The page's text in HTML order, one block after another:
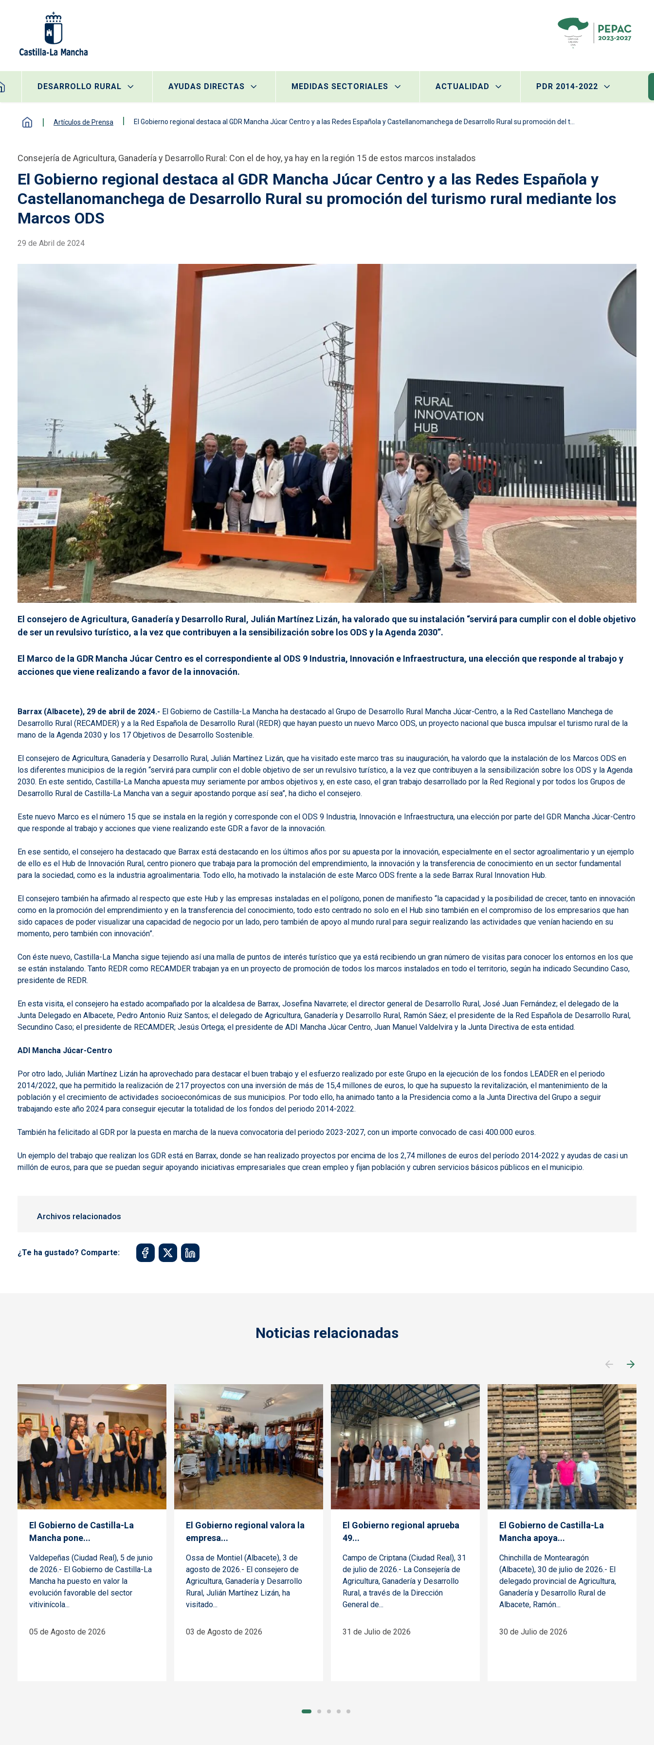
principal
DESARROLLO RURAL AYUDAS DIRECTAS MEDIDAS SECTORIALES ACTUALIDAD PDR 2014-2022
Artículos de Prensa El Gobierno regional destaca al GDR Mancha Júcar Centro y a las Redes Española y Castellanomanchega de Desarrollo Rural su promoción del turismo rural mediante los Marcos ODS
Consejería de Agricultura, Ganadería y Desarrollo Rural: Con el de hoy, ya hay en la región 15 de estos marcos instalados
El Gobierno regional destaca al GDR Mancha Júcar Centro y a las Redes Española y
Castellanomanchega de Desarrollo Rural su promoción del turismo rural mediante los
Marcos ODS
29 de Abril de 2024
El consejero de Agricultura, Ganadería y Desarrollo Rural, Julián Martínez Lizán, ha valorado que su instalación “servirá para cumplir con el doble objetivo
de ser un revulsivo turístico, a la vez que contribuyen a la sensibilización sobre los ODS y la Agenda 2030”.
El Marco de la GDR Mancha Júcar Centro es el correspondiente al ODS 9 Industria, Innovación e Infraestructura, una elección que responde al trabajo y
acciones que viene realizando a favor de la innovación.
Barrax (Albacete), 29 de abril de 2024.- El Gobierno de Castilla-La Mancha ha destacado al Grupo de Desarrollo Rural Mancha Júcar-Centro, a la Red Castellano Manchega de
Desarrollo Rural (RECAMDER) y a la Red Española de Desarrollo Rural (REDR) que hayan puesto un nuevo Marco ODS, un proyecto nacional que busca impulsar el turismo rural de la
mano de la Agenda 2030 y los 17 Objetivos de Desarrollo Sostenible.
El consejero de Agricultura, Ganadería y Desarrollo Rural, Julián Martínez Lizán, que ha visitado este marco tras su inauguración, ha valordo que la instalación de los Marcos ODS en
los diferentes municipios de la región “servirá para cumplir con el doble objetivo de ser un revulsivo turístico, a la vez que contribuyen a la sensibilización sobre los ODS y la Agenda
2030. En este sentido, Castilla-La Mancha apuesta muy seriamente por ambos objetivos y, en este caso, el gran trabajo desarrollado por la Red Regional y por todos los Grupos de
Desarrollo Rural de Castilla-La Mancha van a seguir apostando porque así sea”, ha dicho el consejero.
Este nuevo Marco es el número 15 que se instala en la región y corresponde con el ODS 9 Industria, Innovación e Infraestructura, una elección por parte del GDR Mancha Júcar-Centro
que responde al trabajo y acciones que viene realizando este GDR a favor de la innovación.
En ese sentido, el consejero ha destacado que Barrax está destacando en los últimos años por su apuesta por la innovación, especialmente en el sector agroalimentario y un ejemplo
de ello es el Hub de Innovación Rural, centro pionero que trabaja para la promoción del emprendimiento, la innovación y la transferencia de conocimiento en un sector fundamental
para la sociedad, como es la industria agroalimentaria. Todo ello, ha motivado la instalación de este Marco ODS frente a la sede Barrax Rural Innovation Hub.
El consejero también ha afirmado al respecto que este Hub y las empresas instaladas en el polígono, ponen de manifiesto “la capacidad y la posibilidad de crecer, tanto en innovación
como en la promoción del emprendimiento y en la transferencia del conocimiento, todo esto centrado no solo en el Hub sino también en el compromiso de los empresarios que han
sido capaces de poder visualizar una capacidad de negocio por un lado, pero también de apoyo al mundo rural para seguir realizando las actividades que venían haciendo en su
momento, pero también con innovación”.
Con éste nuevo, Castilla-La Mancha sigue tejiendo así una malla de puntos de interés turístico que ya está recibiendo un gran número de visitas para conocer los entornos en los que
se están instalando. Tanto REDR como RECAMDER trabajan ya en un proyecto de promoción de todos los marcos instalados en todo el territorio, según ha indicado Secundino Caso,
presidente de REDR.
En esta visita, el consejero ha estado acompañado por la alcaldesa de Barrax, Josefina Navarrete; el director general de Desarrollo Rural, José Juan Fernández; el delegado de la
Junta Delegado en Albacete, Pedro Antonio Ruiz Santos; el delegado de Agricultura, Ganadería y Desarrollo Rural, Ramón Sáez; el presidente de la Red Española de Desarrollo Rural,
Secundino Caso; el presidente de RECAMDER; Jesús Ortega; el presidente de ADI Mancha Júcar Centro, Juan Manuel Valdelvira y la Junta Directiva de esta entidad.
ADI Mancha Júcar-Centro
Por otro lado, Julián Martínez Lizán ha aprovechado para destacar el buen trabajo y el esfuerzo realizado por este Grupo en la ejecución de los fondos LEADER en el periodo
2014/2022, que ha permitido la realización de 217 proyectos con una inversión de más de 15,4 millones de euros, lo que ha supuesto la revitalización, el mantenimiento de la
población y el crecimiento de actividades socioeconómicas de sus municipios. Por todo ello, ha animado tanto a la Presidencia como a la Junta Directiva del Grupo a seguir
trabajando este año 2024 para conseguir ejecutar la totalidad de los fondos del periodo 2014-2022.
También ha felicitado al GDR por la puesta en marcha de la nueva convocatoria del periodo 2023-2027, con un importe convocado de casi 400.000 euros.
Un ejemplo del trabajo que realizan los GDR está en Barrax, donde se han realizado proyectos por encima de los 2,74 millones de euros del período 2014-2022 y ayudas de casi un
millón de euros, para que se puedan seguir apoyando iniciativas empresariales que crean empleo y fijan población y cubren servicios básicos públicos en el municipio.
Archivos relacionados
¿Te ha gustado? Comparte:
Noticias relacionadas
El Gobierno de Castilla-La
Mancha pone...
Valdepeñas (Ciudad Real), 5 de junio
de 2026.- El Gobierno de Castilla-La
Mancha ha puesto en valor la
evolución favorable del sector
vitivinícola...
05 de Agosto de 2026
El Gobierno regional valora la
empresa...
Ossa de Montiel (Albacete), 3 de
agosto de 2026.- El consejero de
Agricultura, Ganadería y Desarrollo
Rural, Julián Martínez Lizán, ha
visitado...
03 de Agosto de 2026
El Gobierno regional aprueba
49...
Campo de Criptana (Ciudad Real), 31
de julio de 2026.- La Consejería de
Agricultura, Ganadería y Desarrollo
Rural, a través de la Dirección
General de...
31 de Julio de 2026
El Gobierno de Castilla-La
Mancha apoya...
Chinchilla de Montearagón
(Albacete), 30 de julio de 2026.- El
delegado provincial de Agricultura,
Ganadería y Desarrollo Rural de
Albacete, Ramón...
30 de Julio de 2026